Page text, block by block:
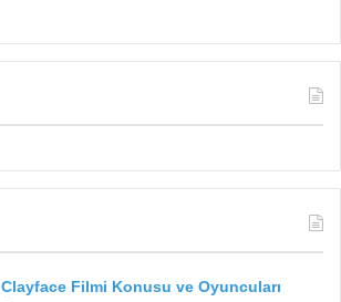
Clayface Filmi Konusu ve Oyuncuları